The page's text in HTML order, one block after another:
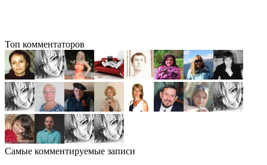
Топ комментаторов
Самые комментируемые записи